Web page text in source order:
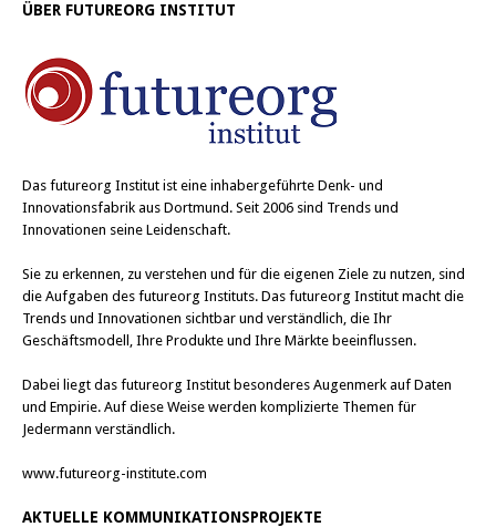
ÜBER FUTUREORG INSTITUT
Das futureorg Institut ist eine inhabergeführte Denk- und
Innovationsfabrik aus Dortmund. Seit 2006 sind Trends und
Innovationen seine Leidenschaft.
Sie zu erkennen, zu verstehen und für die eigenen Ziele zu nutzen, sind
die Aufgaben des futureorg Instituts. Das futureorg Institut macht die
Trends und Innovationen sichtbar und verständlich, die Ihr
Geschäftsmodell, Ihre Produkte und Ihre Märkte beeinflussen.
Dabei liegt das futureorg Institut besonderes Augenmerk auf Daten
und Empirie. Auf diese Weise werden komplizierte Themen für
Jedermann verständlich.
www.futureorg-institute.com
AKTUELLE KOMMUNIKATIONSPROJEKTE